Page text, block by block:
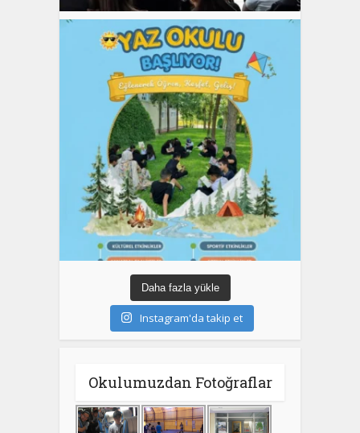
Daha fazla yükle
Instagram'da takip et
Okulumuzdan Fotoğraflar